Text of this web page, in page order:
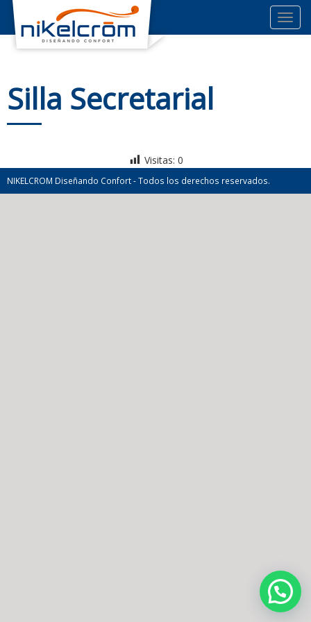
Silla Secretarial
Visitas: 0
NIKELCROM Diseñando Confort - Todos los derechos reservados.